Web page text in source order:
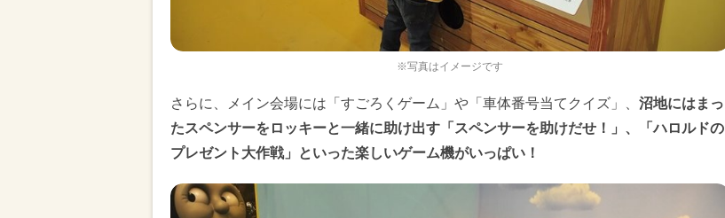
※写真はイメージです
さらに、メイン会場には「すごろくゲーム」や「車体番号当てクイズ」、 沼地にはまっ
たスペンサーをロッキーと一緒に助け出す「スペンサーを助けだせ！」、「ハロルドの
プレゼント大作戦」といった楽しいゲーム機がいっぱい！